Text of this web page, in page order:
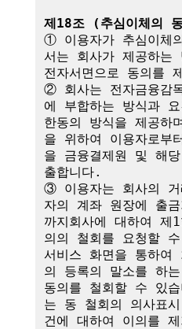
제18조 (추심이체의
① 이용자가 추심이체
서는 회사가 제공하는
전자서면으로 동의를
② 회사는 전자금융감
에 부합하는 방식과
한동의 방식을 제공하
을 위하여 이용자로부
을 금융결제원 및 해
출합니다.
③ 이용자는 회사의 거
자의 계좌 원장에 출
까지회사에 대하여 제
의의 철회를 요청할
서비스 화면을 통하여
의 등록의 말소를 하
동의를 철회할 수 있
는 동 철회의 의사표
건에 대하여 이의를